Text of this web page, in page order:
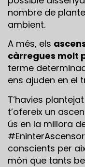
nombre de
ambient.
A més, els
càrregues molt
terme
ens ajuden en el
T’havies
t’ofereix un
ús en la millora
conscients per
món que tants